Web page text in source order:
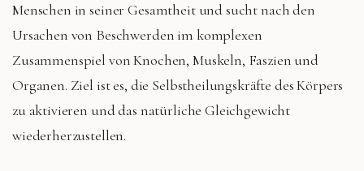
Menschen in seiner Gesamtheit und sucht nach den
Ursachen von Beschwerden im komplexen
Zusammenspiel von Knochen, Muskeln, Faszien und
Organen. Ziel ist es, die Selbstheilungskräfte des Körpers
zu aktivieren und das natürliche Gleichgewicht
wiederherzustellen.